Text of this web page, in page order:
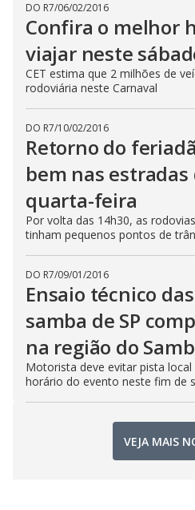
DO R7/06/02/2016
Confira o melhor
viajar neste
CET estima que 2 milhões de
rodoviária neste Carnaval
DO R7/10/02/2016
Retorno do
bem nas estradas
quarta-feira
Por volta das 14h30, as
tinham pequenos pontos de
DO R7/09/01/2016
Ensaio técnico
samba de SP
na região do
Motorista deve evitar pista
horário do evento neste fim de
VEJA MAIS